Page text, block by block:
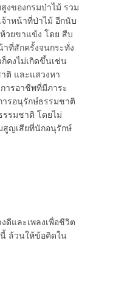
งของกรมป่าไม้ รวม
าหน้าที่ป่าไม้ อีกนับ
วยขาแข้ง โดย สืบ
ที่สักครั้งจนกระทั่ง
คงไม่เกิดขึ้นเช่น
ติ และแสวงหา
ารอาชีพที่มีภาระ
รอนุรักษ์ธรรมชาติ
รรมชาติ โดยไม่
สูญเสียที่นักอนุรักษ์
และเพลงเพื่อชีวิต
นี้ ล้วนให้ข้อคิดใน